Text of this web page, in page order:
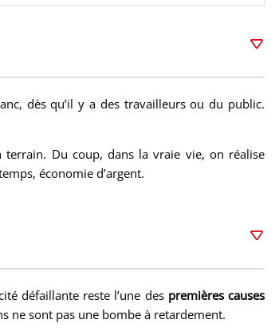
dès qu’il y a des travailleurs ou du public.
terrain. Du coup, dans la vraie vie, on réalise
économie d’argent.
défaillante reste l’une des premières causes
ne sont pas une bombe à retardement.